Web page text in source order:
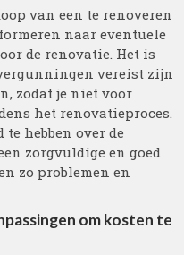
van een te renoveren
naar eventuele
de renovatie. Het is
vereist zijn
zodat je niet voor
het renovatieproces.
hebben over de
zorgvuldige en goed
zo problemen en
om kosten te